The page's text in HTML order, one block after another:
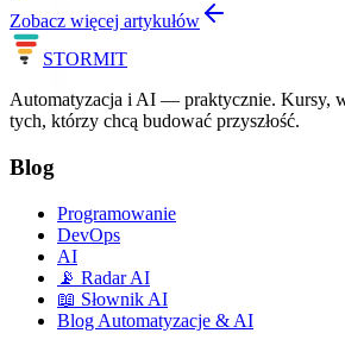
Zobacz więcej artykułów
STORMIT
Automatyzacja i AI — praktycznie. Kursy,
tych, którzy chcą budować przyszłość.
Blog
Programowanie
DevOps
AI
📡 Radar AI
📖 Słownik AI
Blog Automatyzacje & AI